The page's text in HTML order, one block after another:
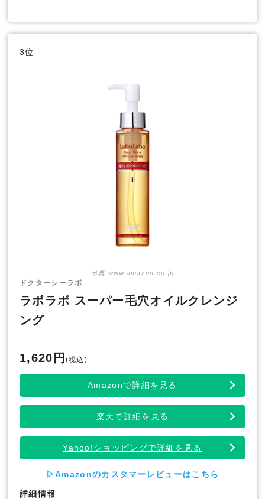
3位
出典:www.amazon.co.jp
ドクターシーラボ
ラボラボ スーパー毛穴オイルクレンジ
ング
1,620円 (税込)
Amazonで詳細を見る
楽天で詳細を見る
Yahoo!ショッピングで詳細を見る
▷Amazonのカスタマーレビューはこちら
詳細情報